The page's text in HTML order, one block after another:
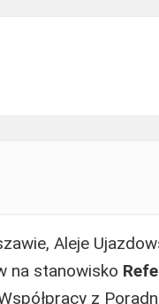
Aleje
na stanowisko
z